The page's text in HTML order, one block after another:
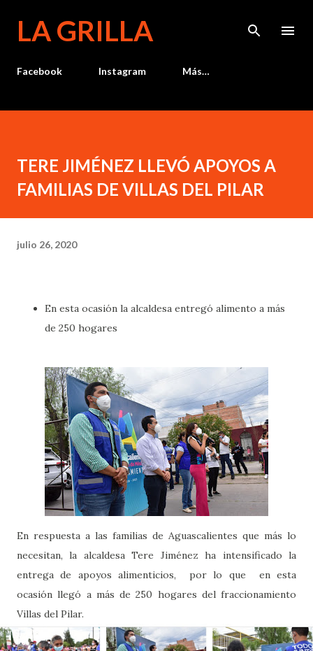
LA GRILLA
Facebook Instagram Más…
TERE JIMÉNEZ LLEVÓ APOYOS A
FAMILIAS DE VILLAS DEL PILAR
julio 26, 2020
En esta ocasión la alcaldesa entregó alimento a más
de 250 hogares
En respuesta a las familias de Aguascalientes que más lo
necesitan, la alcaldesa Tere Jiménez ha intensificado la
entrega de apoyos alimenticios, por lo que en esta
ocasión llegó a más de 250 hogares del fraccionamiento
Villas del Pilar.